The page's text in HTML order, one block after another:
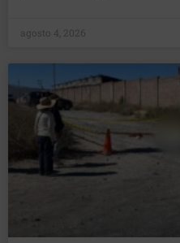
agosto 4, 2026